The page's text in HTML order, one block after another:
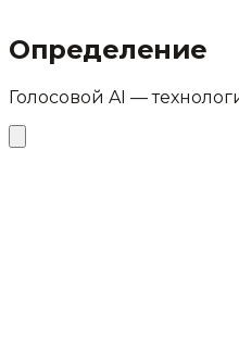
Определение
Голосовой AI —